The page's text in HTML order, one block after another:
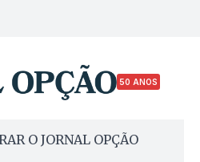
50 ANOS
O JORNAL OPÇÃO